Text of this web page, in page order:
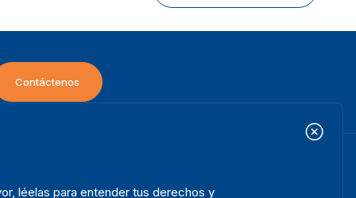
Contáctenos
léelas para entender tus derechos y